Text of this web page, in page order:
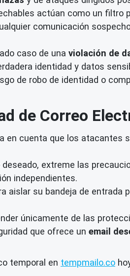
actúan como un filtro
comunicación
caso de una violación de
identidad y datos
de robo de identidad o
de Correo
en cuenta que los atacantes
extreme las
independientes.
aislar su bandeja de entrada
únicamente de las
que ofrece un email
temporal en tempmailo.co